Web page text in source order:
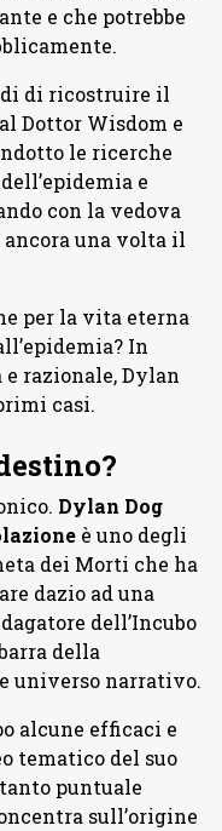
e che potrebbe
di ricostruire il
Dottor Wisdom e
le ricerche
e
con la vedova
una volta il
per la vita eterna
In
razionale, Dylan
casi.
Dylan Dog
è uno degli
dei Morti che ha
dazio ad una
dell’Incubo
della
universo narrativo.
alcune efficaci e
tematico del suo
puntuale
sull’origine